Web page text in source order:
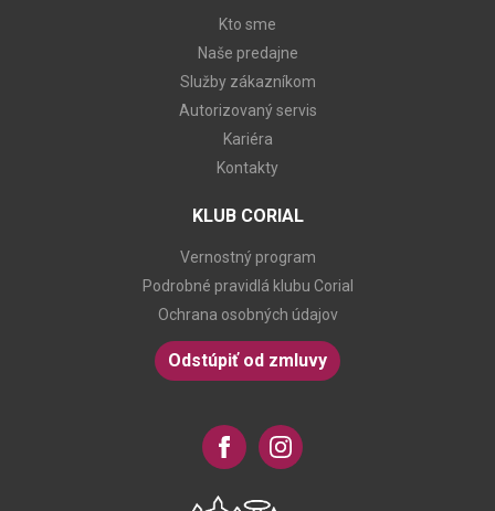
Kto sme
Naše predajne
Služby zákazníkom
Autorizovaný servis
Kariéra
Kontakty
KLUB CORIAL
Vernostný program
Podrobné pravidlá klubu Corial
Ochrana osobných údajov
Odstúpiť od zmluvy